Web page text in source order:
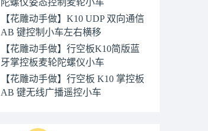
【花雕动手做】K10 UDP 双向通信
AB 键控制小车左右横移
【花雕动手做】行空板K10简版蓝
牙掌控板麦轮陀螺仪小车
【花雕动手做】行空板 K10 掌控板
AB 键无线广播遥控小车